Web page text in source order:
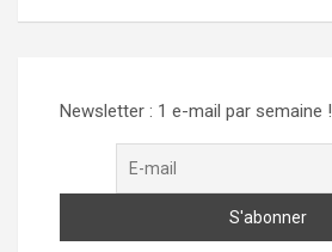
Newsletter : 1 e-mail par semaine !